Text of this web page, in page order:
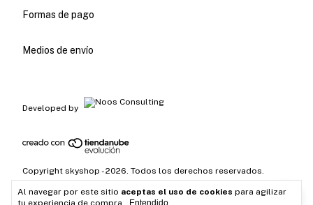
Al navegar por este sitio aceptas el uso de cookies para agilizar
tu experiencia de compra.
Entendido
Formas de pago
Medios de envío
Developed by
Copyright skyshop - 2026. Todos los derechos reservados.